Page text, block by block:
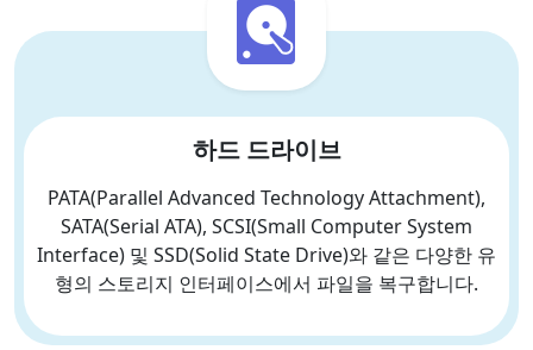
하드 드라이브
PATA(Parallel Advanced Technology Attachment),
SATA(Serial ATA), SCSI(Small Computer System
Interface) 및 SSD(Solid State Drive)와 같은 다양한 유
형의 스토리지 인터페이스에서 파일을 복구합니다.